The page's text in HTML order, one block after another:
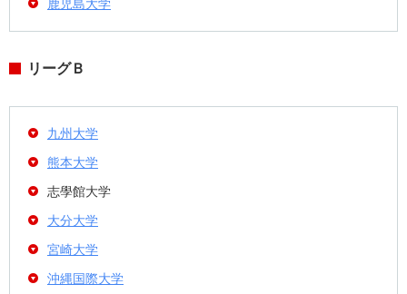
鹿児島大学
リーグＢ
九州大学
熊本大学
志學館大学
大分大学
宮崎大学
沖縄国際大学